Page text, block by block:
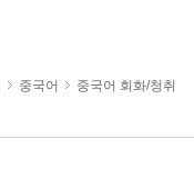
중국어 중국어 회화/청취